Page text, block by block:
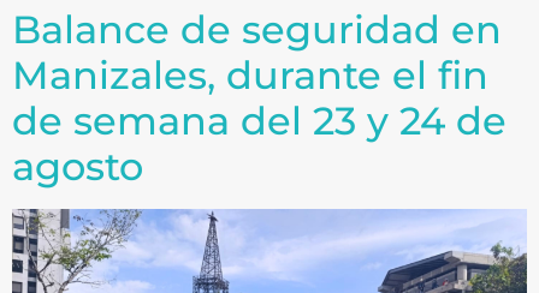
Balance de seguridad en
Manizales, durante el fin
de semana del 23 y 24 de
agosto